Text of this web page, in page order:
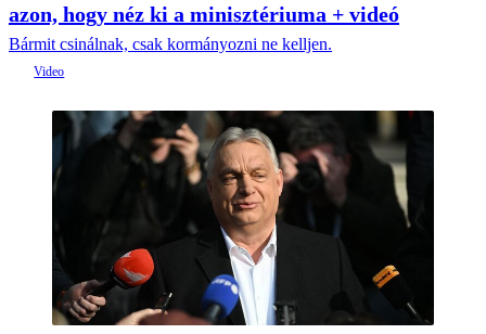
azon, hogy néz ki a minisztériuma + videó
Bármit csinálnak, csak kormányozni ne kelljen.